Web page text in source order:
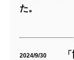
た。
2024/9/30
「